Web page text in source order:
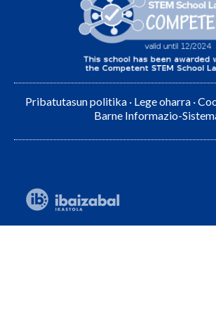
Pribatutasun politika · Lege oharra ·
Barne Informazio-